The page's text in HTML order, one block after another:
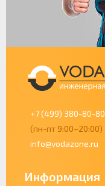
+7 (499) 380-80-80
(пн-пт 9:00–20:00)
info@vodazone.ru
Информация